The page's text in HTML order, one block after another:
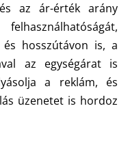
az ár-érték arány
hosszútávon is, a
az egységárat is
a reklám, és
üzenetet is hordoz